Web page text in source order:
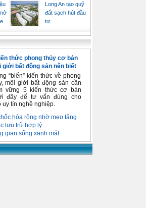
Long An tạo quỹ
đất sạch hút đầu
tư
thức phong thủy cơ bản
giới bất động sản nên biết
“biển” kiến thức về phong
môi giới bất động sản cần
vững 5 kiến thức cơ bản
đây để tư vấn đúng cho
uy tín nghề nghiệp.
hóa rộng nhờ mẹo tăng
lưu trữ hợp lý
gian sống xanh mát